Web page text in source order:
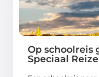
Op schoolreis
Speciaal